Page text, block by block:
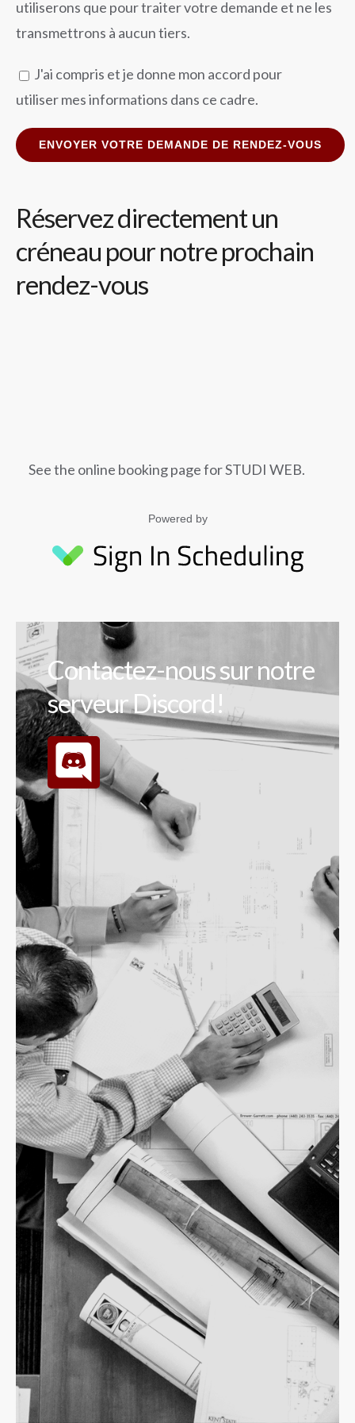
utiliserons que pour traiter votre demande et ne les
transmettrons à aucun tiers.
J'ai compris et je donne mon accord pour
utiliser mes informations dans ce cadre.
Réservez directement un
créneau pour notre prochain
rendez-vous
See the online booking page for STUDI WEB.
Powered by
Contactez-nous sur notre
serveur Discord!